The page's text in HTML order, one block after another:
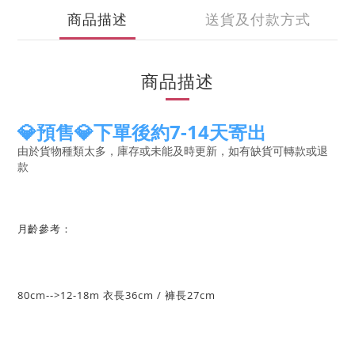
商品描述 送貨及付款方式
商品描述
💎預售💎下單後約7-14天寄出
由於貨物種類太多，庫存或未能及時更新，如有缺貨可轉款或退
款
月 齡參考：
80cm-->12-18m 衣長36cm / 褲長27cm